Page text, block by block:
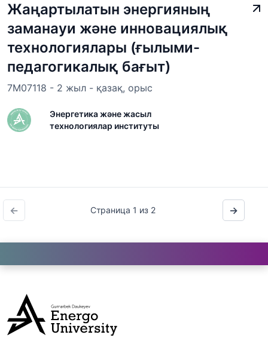
Жаңартылатын энергияның
заманауи және инновациялық
технологиялары (ғылыми-
педагогикалық бағыт)
7M07118 - 2 жыл - қазақ, орыс
Энергетика және жасыл
технологиялар институты
← Страница 1 из 2 →